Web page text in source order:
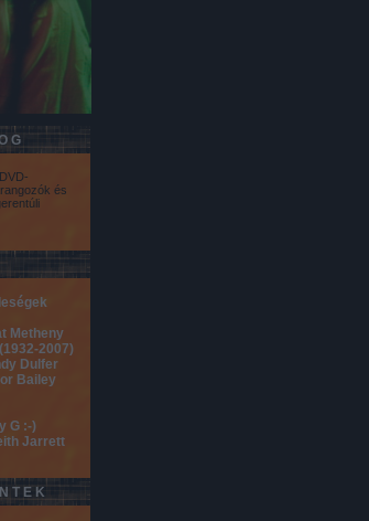
és
Metheny
2007)
Dulfer
Bailey
G :-)
Jarrett